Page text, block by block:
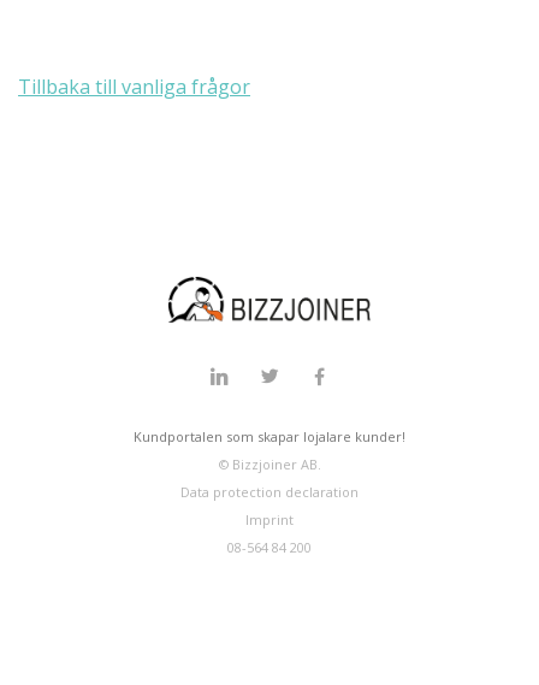
Tillbaka till vanliga frågor
Kundportalen som skapar lojalare kunder!
© Bizzjoiner AB.
Data protection declaration
Imprint
08-564 84 200